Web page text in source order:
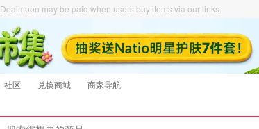
Dealmoon may be paid when users buy items via our links.
社区 兑换商城 商家导航